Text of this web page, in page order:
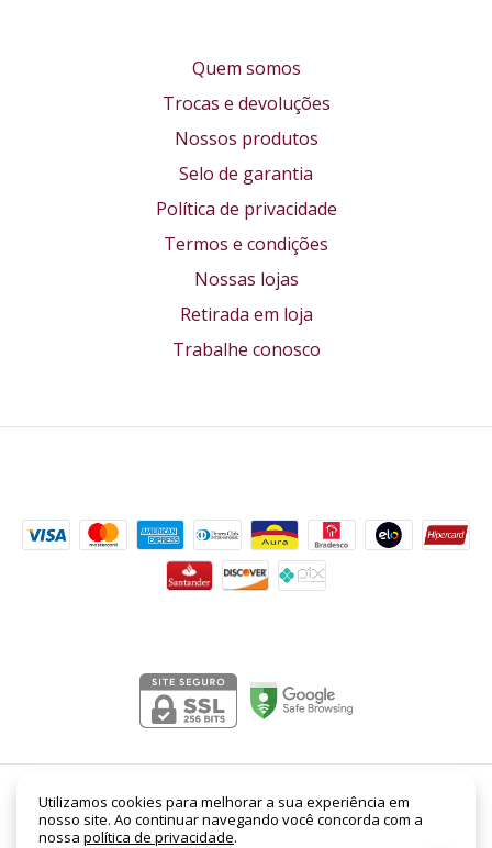
Utilizamos cookies para melhorar a sua experiência em
nosso site. Ao continuar navegando você concorda com a
nossa política de privacidade.
Quem somos
Trocas e devoluções
Nossos produtos
Selo de garantia
Política de privacidade
Termos e condições
Nossas lojas
Retirada em loja
Trabalhe conosco
La Vie Est Belle Lancome EDP Feminino 30ml- Lord
Perfumaria